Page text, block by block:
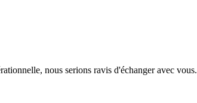
nous serions ravis d'échanger avec vous.